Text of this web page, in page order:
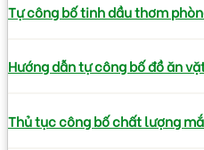
Tự công bố tinh dầu thơm
Hướng dẫn tự công bố đồ ăn
Thủ tục công bố chất lượng